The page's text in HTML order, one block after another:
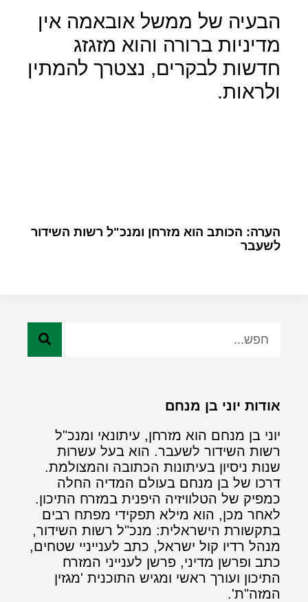
הבעיה של ממשל אובאמה אין
מדיניות ברורה והוא מזגזג
חדשות לבקרים, נצטרך להמתין
ולראות.
הערה: הכותב הוא מזרחן ומנכ"ל רשות השידור
לשעבר
אודות יוני בן מנחם
יוני בן מנחם הוא מזרחן, עיתונאי ומנכ"ל
רשות השידור לשעבר. הוא בעל עשרות
שנות ניסיון בעיתונות הכתובה והמצולמת.
דרכו של בן מנחם בעולם המדיה החלה
כמפיק של הטלוויזיה היפנית במזרח התיכון.
לאחר מכן, הוא מילא תפקידי מפתח רבים
בתקשורת הישראלית: מנכ"ל רשות השידור,
מנהל רדיו קול ישראל, כתב לענייניי שטחים,
כתב ופרשן מדיני, פרשן לענייני המזרח
התיכון ועורך ראשי ומגיש התוכנית 'מגזין
המזה"ת'.